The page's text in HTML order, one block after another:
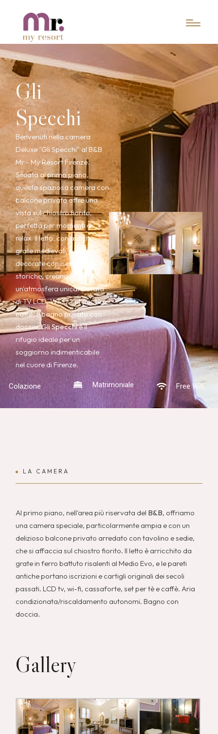
Gli
Specchi
Benvenuti nella camera
Deluxe "Gli Specchi" al B&B
Mr - My Resort Firenze.
Situata al primo piano,
questa spaziosa camera con
balcone privato offre una
vista sul chiostro fiorito,
perfetta per momenti di
relax. Il letto, con antiche
grate medievali, e le pareti
decorate con iscrizioni
storiche, creano
un'atmosfera unica. Dotata
di TV LCD, Wi-Fi, set per tè e
caffè, e bagno privato con
doccia,Gli Specchiè il
rifugio ideale per un
soggiorno indimenticabile
nel cuore di Firenze.
Colazione Matrimoniale Free Wifi
LA CAMERA
Al primo piano, nell'area più riservata del B&B, offriamo
una camera speciale, particolarmente ampia e con un
delizioso balcone privato arredato con tavolino e sedie,
che si affaccia sul chiostro fiorito. Il letto è arricchito da
grate in ferro battuto risalenti al Medio Evo, e le pareti
antiche portano iscrizioni e cartigli originali dei secoli
passati. LCD tv, wi-fi, cassaforte, set per tè e caffè. Aria
condizionata/riscaldamento autonomi. Bagno con
doccia.
Gallery